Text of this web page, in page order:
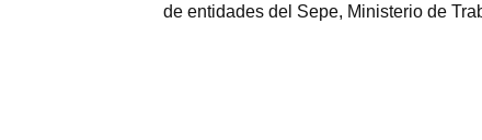
de entidades del Sepe, Ministerio de